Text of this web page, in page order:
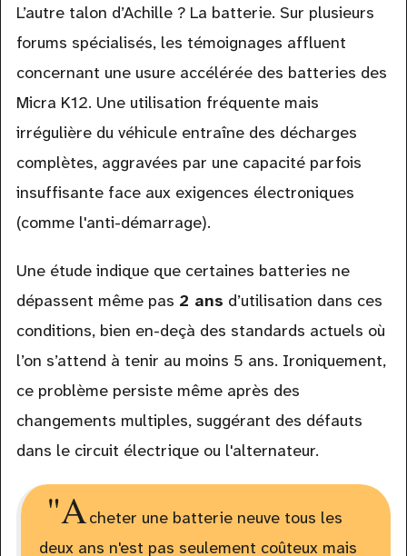
L’autre talon d’Achille ? La batterie. Sur plusieurs
forums spécialisés, les témoignages affluent
concernant une usure accélérée des batteries des
Micra K12. Une utilisation fréquente mais
irrégulière du véhicule entraîne des décharges
complètes, aggravées par une capacité parfois
insuffisante face aux exigences électroniques
(comme l'anti-démarrage).
Une étude indique que certaines batteries ne
dépassent même pas 2 ans d’utilisation dans ces
conditions, bien en-deçà des standards actuels où
l’on s’attend à tenir au moins 5 ans. Ironiquement,
ce problème persiste même après des
changements multiples, suggérant des défauts
dans le circuit électrique ou l'alternateur.
"Acheter une batterie neuve tous les
deux ans n'est pas seulement coûteux mais